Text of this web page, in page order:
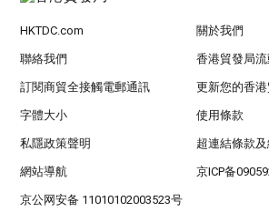
HKTDC.com 關於我們
聯絡我們 香港貿發局
訂閱商貿全接觸電郵通訊 更新您的香
字體大小 使用條款
私隱政策聲明 超連結條款及
網站導航 京ICP备
京公网安备 11010102003523号